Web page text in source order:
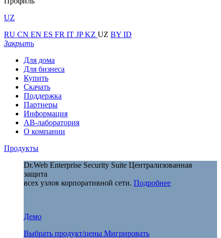
UZ
RU CN EN ES FR IT JPKZ UZ BY ID
Закрыть
Для дома
Для бизнеса
Купить
Скачать
Поддержка
Партнеры
Информация
АВ-лаборатория
О компании
Продукты
Dr.Web Enterprise Security Suite Централизованная
защита
всех узлов корпоративной сети. Подробнее
Демо
Выбрать продукт/цены Мигрировать